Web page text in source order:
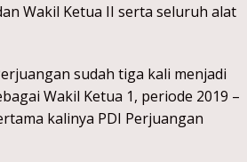
Wakil Ketua II serta seluruh alat
sudah tiga kali menjadi
Wakil Ketua 1, periode 2019 –
kalinya PDI Perjuangan